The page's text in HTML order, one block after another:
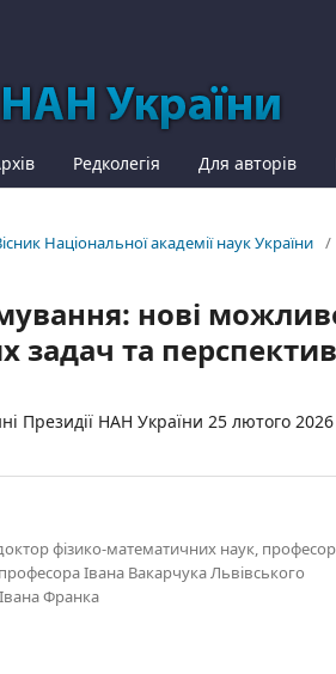
Редколегія Для авторів
Національної академії наук України /
нові
задач та
Президії НАН України 25 лютого
фізико-математичних наук, професор
Івана Вакарчука Львівського
Франка